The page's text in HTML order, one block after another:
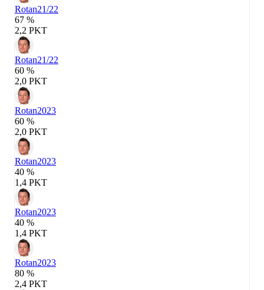
Rotan21/22
67 %
2,2 PKT
Rotan21/22
60 %
2,0 PKT
Rotan2023
60 %
2,0 PKT
Rotan2023
40 %
1,4 PKT
Rotan2023
40 %
1,4 PKT
Rotan2023
80 %
2,4 PKT